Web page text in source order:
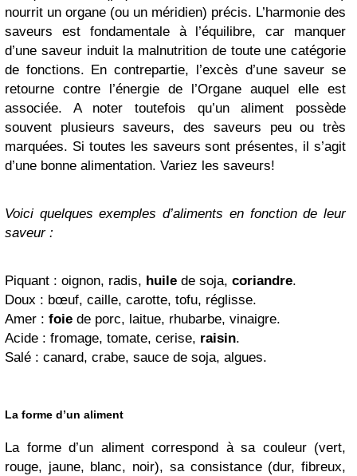
nourrit un organe (ou un méridien) précis. L’harmonie des
saveurs est fondamentale à l’équilibre, car manquer
d’une saveur induit la malnutrition de toute une catégorie
de fonctions. En contrepartie, l’excès d’une saveur se
retourne contre l’énergie de l’Organe auquel elle est
associée. A noter toutefois qu’un aliment possède
souvent plusieurs saveurs, des saveurs peu ou très
marquées. Si toutes les saveurs sont présentes, il s’agit
d’une bonne alimentation. Variez les saveurs!
Voici quelques exemples d’aliments en fonction de leur
saveur :
Piquant : oignon, radis, huile de soja, coriandre.
Doux : bœuf, caille, carotte, tofu, réglisse.
Amer : foie de porc, laitue, rhubarbe, vinaigre.
Acide : fromage, tomate, cerise, raisin.
Salé : canard, crabe, sauce de soja, algues.
La forme d’un aliment
La forme d’un aliment correspond à sa couleur (vert,
rouge, jaune, blanc, noir), sa consistance (dur, fibreux,